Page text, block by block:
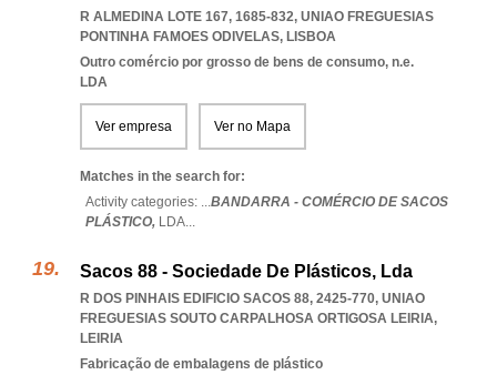
R ALMEDINA LOTE 167, 1685-832, UNIAO FREGUESIAS
PONTINHA FAMOES ODIVELAS, LISBOA
Outro comércio por grosso de bens de consumo, n.e.
LDA
Ver empresa Ver no Mapa
Matches in the search for:
Activity categories: ...BANDARRA - COMÉRCIO DE SACOS
PLÁSTICO, LDA...
Sacos 88 - Sociedade De Plásticos, Lda
R DOS PINHAIS EDIFICIO SACOS 88, 2425-770, UNIAO
FREGUESIAS SOUTO CARPALHOSA ORTIGOSA LEIRIA,
LEIRIA
Fabricação de embalagens de plástico